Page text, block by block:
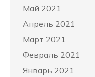
Май 2021
Апрель 2021
Март 2021
Февраль 2021
Январь 2021